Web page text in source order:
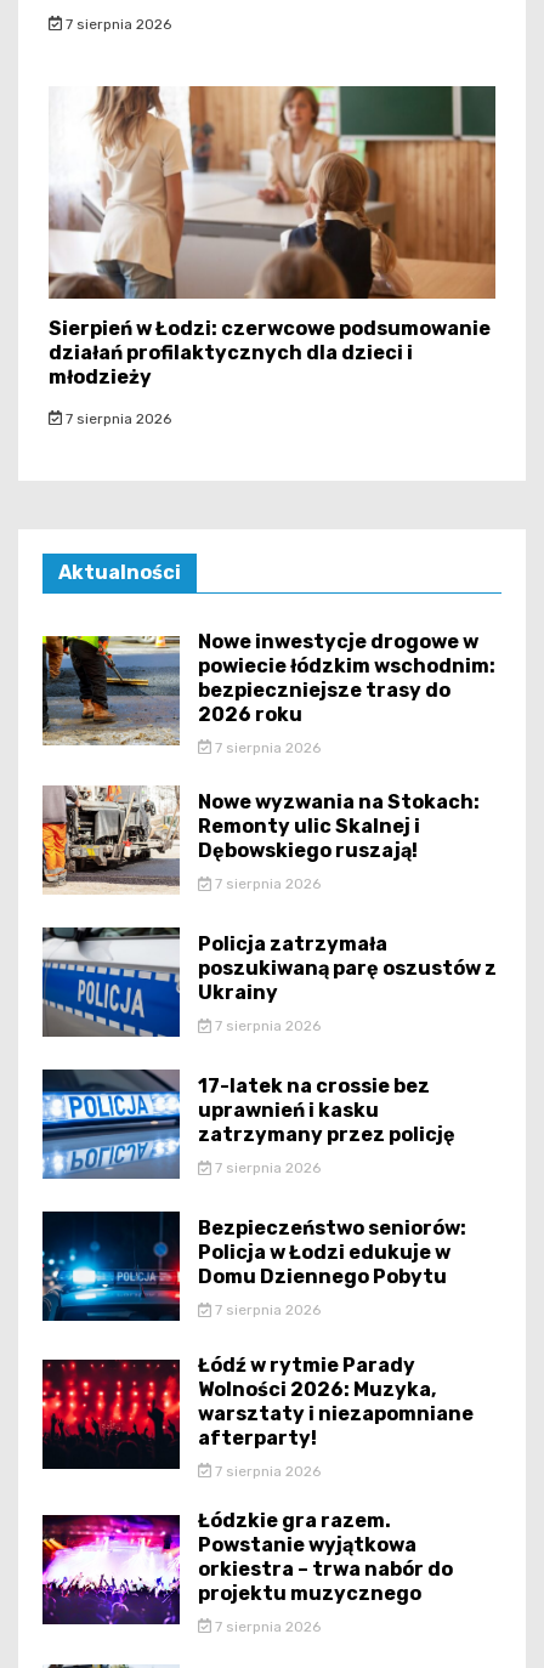
7 sierpnia 2026
Sierpień w Łodzi: czerwcowe podsumowanie
działań profilaktycznych dla dzieci i
młodzieży
7 sierpnia 2026
Aktualności
Nowe inwestycje drogowe w
powiecie łódzkim wschodnim:
bezpieczniejsze trasy do
2026 roku
7 sierpnia 2026
Nowe wyzwania na Stokach:
Remonty ulic Skalnej i
Dębowskiego ruszają!
7 sierpnia 2026
Policja zatrzymała
poszukiwaną parę oszustów z
Ukrainy
7 sierpnia 2026
17-latek na crossie bez
uprawnień i kasku
zatrzymany przez policję
7 sierpnia 2026
Bezpieczeństwo seniorów:
Policja w Łodzi edukuje w
Domu Dziennego Pobytu
7 sierpnia 2026
Łódź w rytmie Parady
Wolności 2026: Muzyka,
warsztaty i niezapomniane
afterparty!
7 sierpnia 2026
Łódzkie gra razem.
Powstanie wyjątkowa
orkiestra – trwa nabór do
projektu muzycznego
7 sierpnia 2026